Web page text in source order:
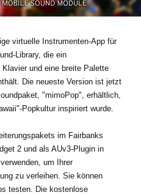
virtuelle Instrumenten-App für
Library, die ein
und eine breite Palette
Die neueste Version ist jetzt
"mimoPop", erhältlich,
Popkultur inspiriert wurde.
im Fairbanks
2 und als AUv3-Plugin in
um Ihrer
zu verleihen. Sie können
testen. Die kostenlose